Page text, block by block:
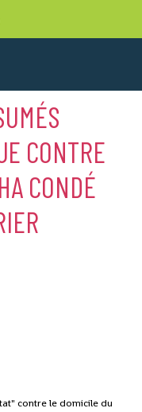
CONTRE
CONDÉ
contre le domicile du